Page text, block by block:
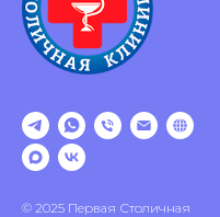
© 2025 Первая Столичная